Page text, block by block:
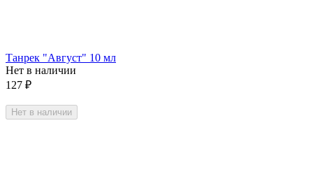
Танрек "Август" 10 мл
Нет в наличии
127 ₽
Нет в наличии